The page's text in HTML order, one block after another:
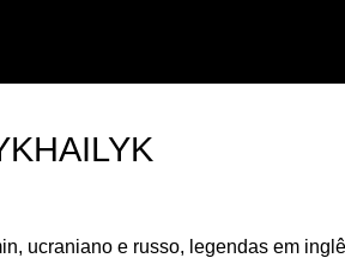
ucraniano e russo, legendas em